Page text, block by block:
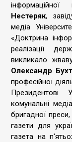
Нестеряк,
медіа
«Доктрина
реалізації
викликало
Олександр
професійної
Президентові
комунальні
бригадної
газети для
газета на